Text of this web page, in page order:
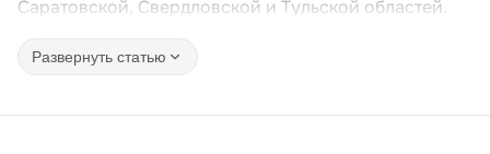
Саратовской, Свердловской и Тульской областей.
Развернуть статью